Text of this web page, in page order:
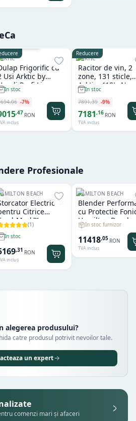
Frigorific cu
Usi Arktic by
Profi Line
800 - 1.240 L
In stoc
,06 -7%
,47 RON
inclus
Reducere
ARKTIC
Racitor de vin, 2
zone, 131 sticle,
Arktic, 418L,
In stoc
7891,39 -9%
7181,16 RON
TVA inclus
Profesionale
BEACH
Electric
Citrice
Beach
(1)
In stoc
,31 RON
inclus
HAMILTON BEACH
Blender
cu Protectie
Hamilton Beach
Summit® Edge
In stoc furnizor
11418,05 RON
TVA inclus
alegerea produsului?
catre produsul potrivit nevoilor tale.
un expert
comenzi mari și afaceri